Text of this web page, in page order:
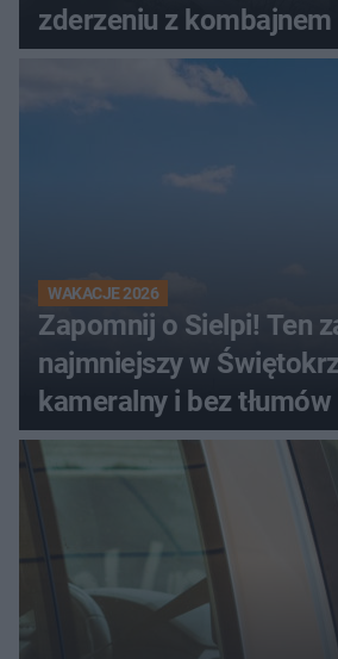
zderzeniu z kombajnem
WAKACJE 2026
Zapomnij o Sielpi! Ten
najmniejszy w Świętokrzyskiem,
kameralny i bez tłumów